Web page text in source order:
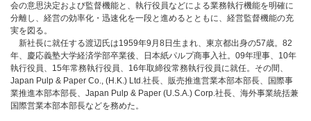
会の意思決定および監督機能と、執行役員などによる業務執行機能を明確に
分離し、経営の効率化・迅速化を一段と進めるとともに、経営監督機能の充
実を図る。
新社長に就任する渡辺氏は1959年9月8日生まれ、東京都出身の57歳。82
年、慶応義塾大学経済学部卒業後、日本紙パルプ商事入社。09年理事、10年
執行役員、15年常務執行役員、16年取締役常務執行役員に就任。その間、
Japan Pulp & Paper Co., (H.K.) Ltd.社長、販売推進営業本部本部長、国際事
業推進本部本部長、Japan Pulp & Paper (U.S.A.) Corp.社長、海外事業統括兼
国際営業本部本部長などを務めた。